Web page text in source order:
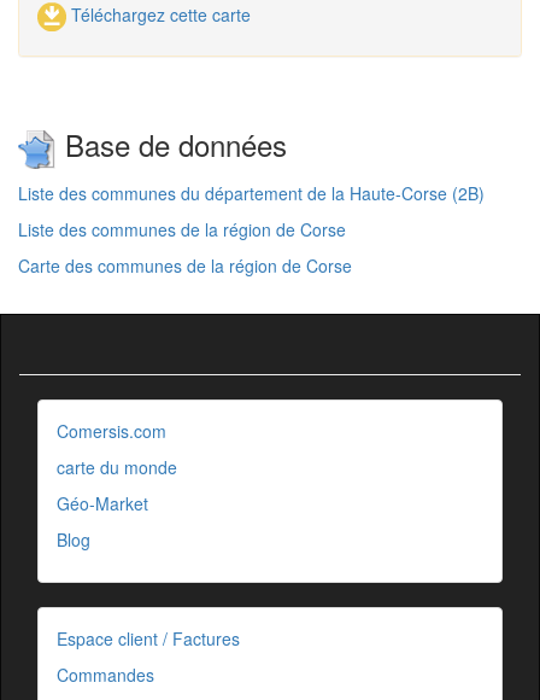
Téléchargez cette carte
Base de données
Liste des communes du département de la Haute-Corse (2B)
Liste des communes de la région de Corse
Carte des communes de la région de Corse
Comersis.com
carte du monde
Géo-Market
Blog
Espace client / Factures
Commandes